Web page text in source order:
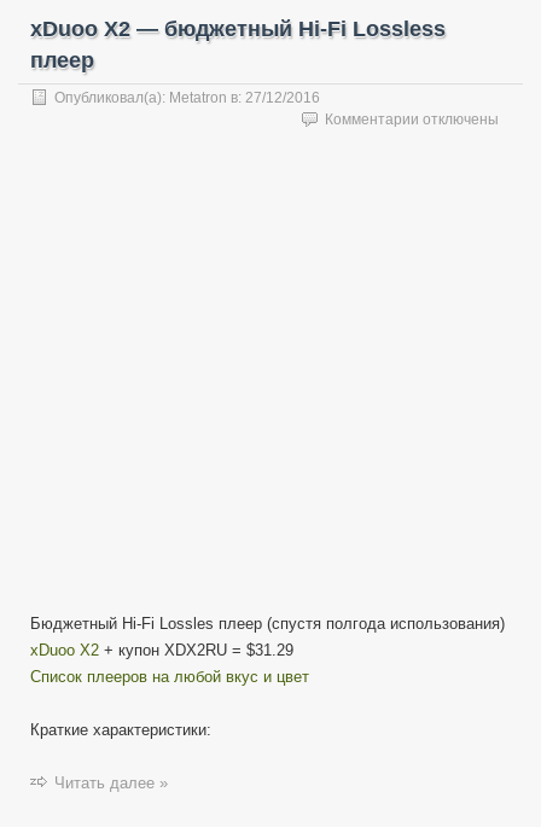
xDuoo X2 — бюджетный Hi-Fi Lossless
плеер
Опубликовал(а): Metatron в: 27/12/2016
Комментарии котключены
Бюджетный Hi-Fi Lossles плеер (спустя полгода использования)
xDuoo X2 + купон XDX2RU = $31.29
Список плееров на любой вкус и цвет
Краткие характеристики:
Читать далее »